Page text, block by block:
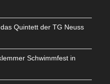
Quintett der TG Neuss
Schwimmfest in